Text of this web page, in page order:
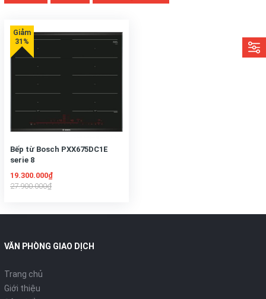
Bếp từ Bosch PXX675DC1E
serie 8
19.300.000₫
27.900.000₫
VĂN PHÒNG GIAO DỊCH
Trang chủ
Giới thiệu